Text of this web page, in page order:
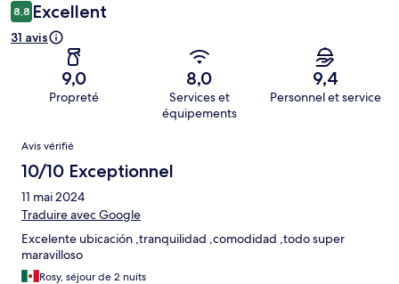
8,8 Excellent
31 avis
9,0
Propreté
8,0
Services et
équipements
9,4
Personnel et service
Avis
Avis vérifié
10/10 Exceptionnel
11 mai 2024
Traduire avec Google
Excelente ubicación ,tranquilidad ,comodidad ,todo super
maravilloso
Rosy, séjour de 2 nuits